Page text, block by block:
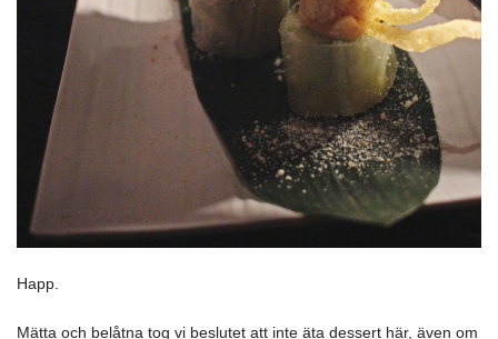
Happ.
Mätta och belåtna tog vi beslutet att inte äta dessert här, även om